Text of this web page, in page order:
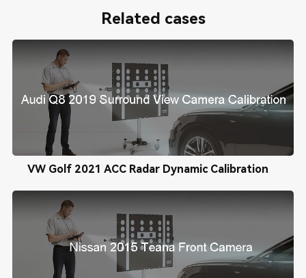
Related cases
VW Golf 2021 ACC Radar Dynamic Calibration